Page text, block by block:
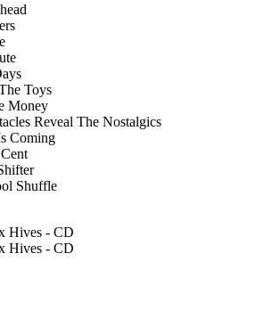
Toys
Reveal The Nostalgics
Shuffle